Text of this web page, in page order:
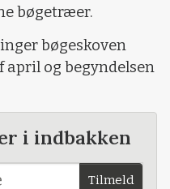
bøgetræer.
bøgeskoven
april og begyndelsen
i indbakken
Tilmeld